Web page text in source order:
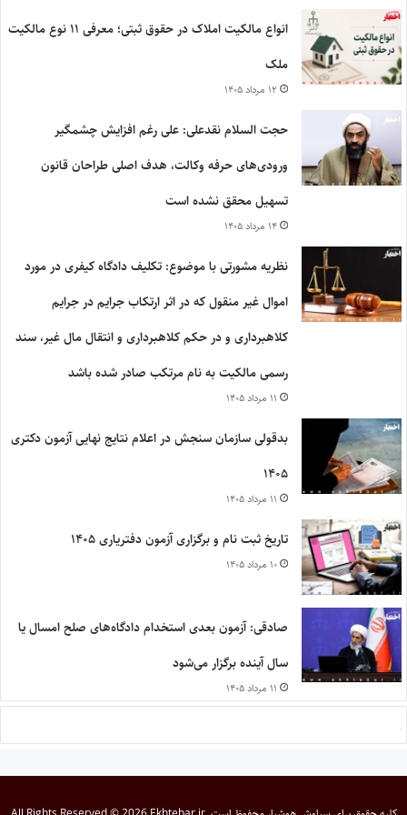
انواع مالکیت املاک در حقوق ثبتی؛ معرفی ۱۱ نوع مالکیت
ملک
۱۲ مرداد ۱۴۰۵
حجت السلام نقدعلی: علی رغم افزایش چشمگیر
ورودی‌های حرفه وکالت، هدف اصلی طراحان قانون
تسهیل محقق نشده است
۱۴ مرداد ۱۴۰۵
نظریه مشورتی با موضوع: تکلیف دادگاه کیفری در مورد
اموال غیر منقول که در اثر ارتکاب جرایم در جرایم
کلاهبرداری و در حکم کلاهبرداری و انتقال مال غیر، سند
رسمی مالکیت به نام مرتکب صادر شده باشد
۱۱ مرداد ۱۴۰۵
بدقولی سازمان سنجش در اعلام نتایج نهایی آزمون دکتری
۱۴۰۵
۱۱ مرداد ۱۴۰۵
تاریخ ثبت نام و برگزاری آزمون دفتریاری ۱۴۰۵
۱۰ مرداد ۱۴۰۵
صادقی: آزمون بعدی استخدام دادگاه‌های صلح امسال یا
سال آینده برگزار می‌شود
۱۱ مرداد ۱۴۰۵